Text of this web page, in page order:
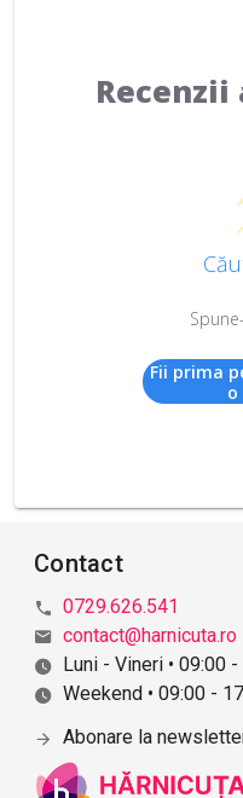
Fii prima
o
Contact
0729.626.541
contact@harnicuta.ro
Luni - Vineri • 09:00
Weekend • 09:00 -
Abonare la